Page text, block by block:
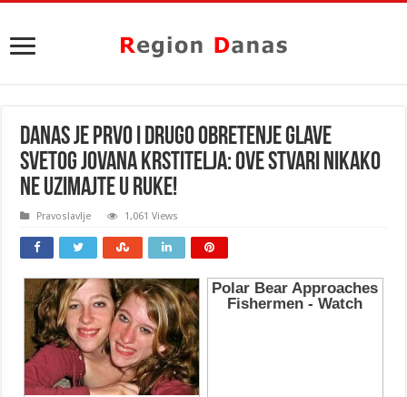
DANAS JE PRVO I DRUGO OBRETENJE GLAVE
SVETOG JOVANA KRSTITELJA: Ove stvari nikako
ne UZIMAJTE U RUKE!
Pravoslavlje 1,061 Views